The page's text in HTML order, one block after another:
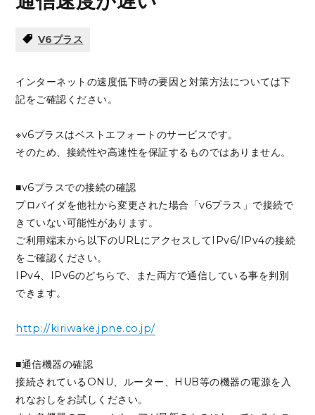
V6プラス
インターネットの速度低下時の要因と対策方法については下
記をご確認ください。
※v6プラスはベストエフォートのサービスです。
そのため、接続性や高速性を保証するものではありません。
■v6プラスでの接続の確認
プロバイダを他社から変更された場合「v6プラス」で接続で
きていない可能性があります。
ご利用端末から以下のURLにアクセスしてIPv6/IPv4の接続
をご確認ください。
IPv4、IPv6のどちらで、また両方で通信している事を判別
できます。
http://kiriwake.jpne.co.jp/
■通信機器の確認
接続されているONU、ルーター、HUB等の機器の電源を入
れなおしをお試しください。